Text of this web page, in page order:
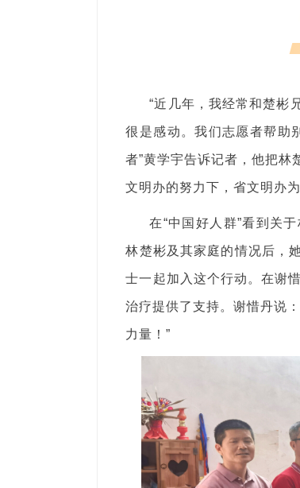
“近几年，我经常和楚彬
很是感动。我们志愿者帮助
者”黄学宇告诉记者，他把
文明办的努力下，省文明办
在“中国好人群”看到关
林楚彬及其家庭的情况后，
士一起加入这个行动。在谢
治疗提供了支持。谢惜丹说
力量！”